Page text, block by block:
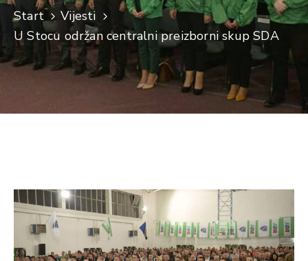
Start
Vijesti
U Stocu održan centralni preizborni skup SDA